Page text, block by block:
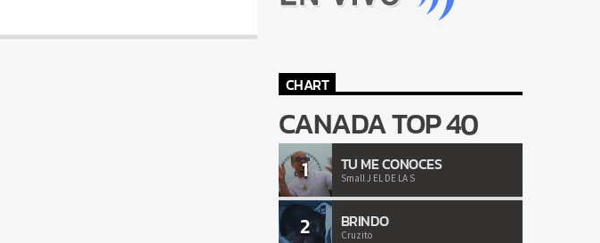
CHART
CANADA TOP 40
1 TU ME CONOCES
Small J EL DE LA S
2 BRINDO
Cruzito